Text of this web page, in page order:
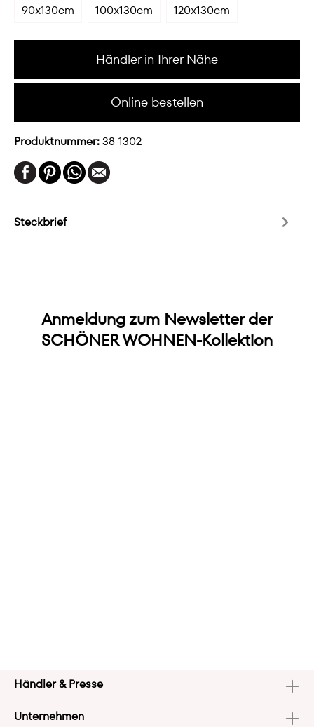
90x130cm
100x130cm 120x130cm
Händler in Ihrer Nähe
Online bestellen
Produktnummer:38-1302
Steckbrief
Anmeldung zum Newsletter der
SCHÖNER WOHNEN-Kollektion
Händler & Presse
Unternehmen